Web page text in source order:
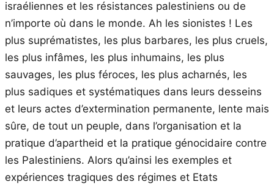
israéliennes et les résistances palestiniens ou de
n’importe où dans le monde. Ah les sionistes ! Les
plus suprématistes, les plus barbares, les plus cruels,
les plus infâmes, les plus inhumains, les plus
sauvages, les plus féroces, les plus acharnés, les
plus sadiques et systématiques dans leurs desseins
et leurs actes d’extermination permanente, lente mais
sûre, de tout un peuple, dans l’organisation et la
pratique d’apartheid et la pratique génocidaire contre
les Palestiniens. Alors qu’ainsi les exemples et
expériences tragiques des régimes et Etats